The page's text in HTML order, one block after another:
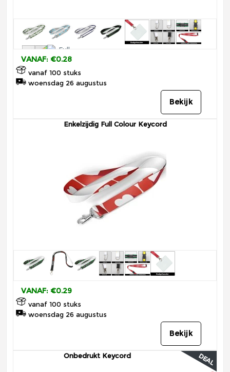
VANAF: €0.28
vanaf 100 stuks
woensdag 26 augustus
Bekijk
Enkelzijdig Full Colour Keycord
VANAF: €0.29
vanaf 100 stuks
woensdag 26 augustus
Bekijk
DEAL
Onbedrukt Keycord